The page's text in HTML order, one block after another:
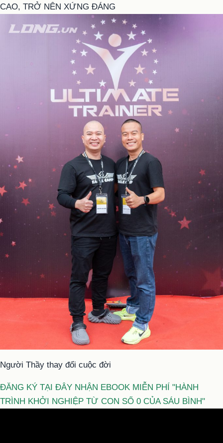
CAO, TRỞ NÊN XỨNG ĐÁNG
Người Thầy thay đổi cuộc đời
ĐĂNG KÝ TẠI ĐÂY NHẬN EBOOK MIỄN PHÍ "HÀNH
TRÌNH KHỞI NGHIỆP TỪ CON SỐ 0 CỦA SÁU BÌNH"